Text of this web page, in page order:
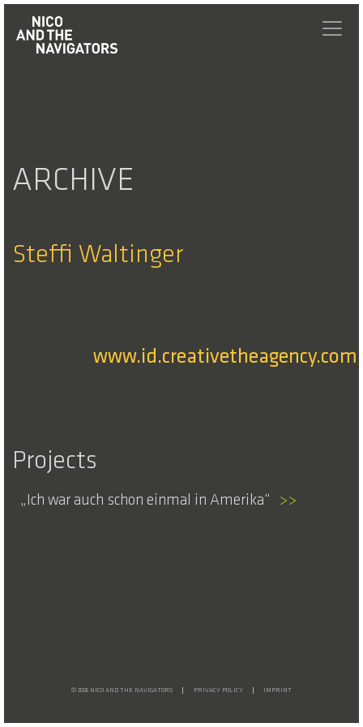
ARCHIVE
Steffi Waltinger
www.id.creativetheagency.com
Projects
Ich war auch schon einmal in Amerika >>
© 2026 NICO AND THE NAVIGATORS PRIVACY POLICY IMPRINT